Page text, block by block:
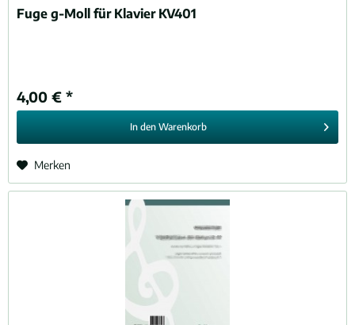
Fuge g-Moll für Klavier KV401
4,00 € *
In den Warenkorb
Merken